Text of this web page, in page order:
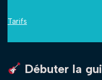
Tarifs
Débuter la